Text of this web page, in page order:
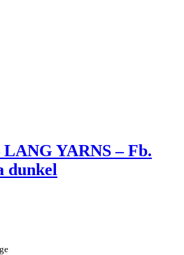
YARNS – Fb.
dunkel